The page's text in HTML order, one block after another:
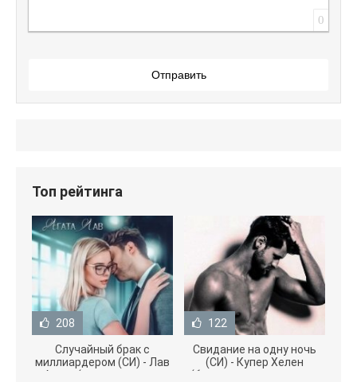
0
Отправить
Топ рейтинга
208
Случайный брак с
миллиардером (СИ) - Лав
Агата (полная версия
122
Свидание на одну ночь
(СИ) - Купер Хелен
(бесплатные серии книг